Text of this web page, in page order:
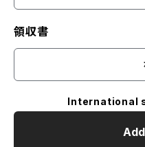
領収書
International